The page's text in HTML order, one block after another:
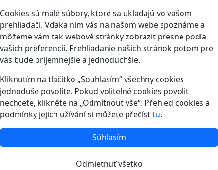
Cookies sú malé súbory, ktoré sa ukladajú vo vašom
prehliadači. Vďaka nim vás na našom webe spoznáme a
môžeme vám tak webové stránky zobraziť presne podľa
vašich preferencií. Prehliadanie našich stránok potom pre
vás bude príjemnejšie a jednoduchšie.
Kliknutím na tlačítko „Souhlasím“ všechny cookies
jednoduše povolíte. Pokud volitelné cookies povolit
nechcete, klikněte na „Odmítnout vše“. Přehled cookies a
podmínky jejich užívání si můžete přečísttu.
Súhlasím
Odmietnuť všetko